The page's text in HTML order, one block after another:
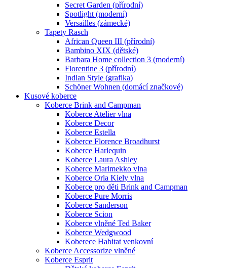
Secret Garden (přírodní)
Spotlight (moderní)
Versailles (zámecké)
Tapety Rasch
African Queen III (přírodní)
Bambino XIX (dětské)
Barbara Home collection 3 (moderní)
Florentine 3 (přírodní)
Indian Style (grafika)
Schöner Wohnen (domácí značkové)
Kusové koberce
Koberce Brink and Campman
Koberce Atelier vlna
Koberce Decor
Koberce Estella
Koberce Florence Broadhurst
Koberce Harlequin
Koberce Laura Ashley
Koberce Marimekko vlna
Koberce Orla Kiely vlna
Koberce pro děti Brink and Campman
Koberce Pure Morris
Koberce Sanderson
Koberce Scion
Koberce vlněné Ted Baker
Koberce Wedgwood
Koberece Habitat venkovní
Koberce Accessorize vlněné
Koberce Esprit